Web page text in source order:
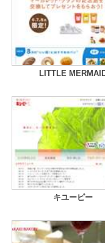
LITTLE
キユーピー